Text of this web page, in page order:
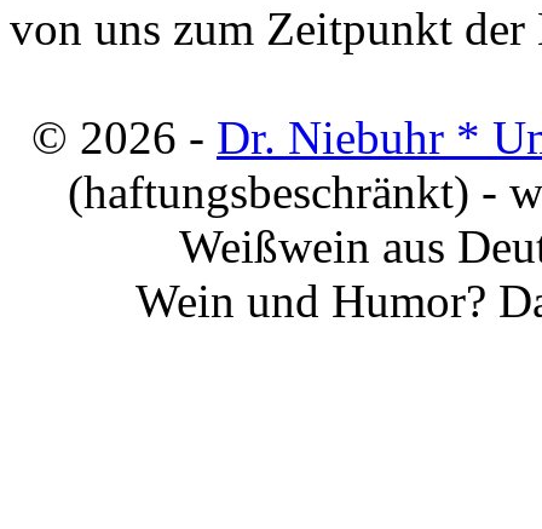
von uns zum Zeitpunkt
© 2026 - Dr. Niebuhr *
(haftungsbeschränkt) -
Weißwein aus
Wein und Humor?